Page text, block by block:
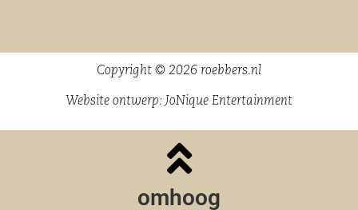
Copyright © 2026 roebbers.nl
Website ontwerp: JoNique Entertainment
omhoog